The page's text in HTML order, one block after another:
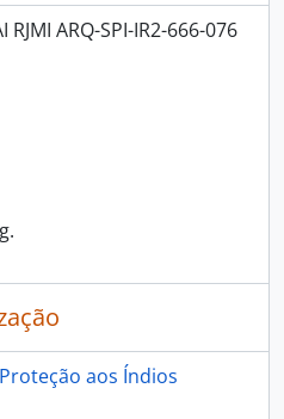
RJMI ARQ-SPI-IR2-666-076
aos Índios